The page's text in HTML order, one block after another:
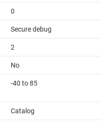
0
Secure debug
2
No
-40 to 85
Catalog